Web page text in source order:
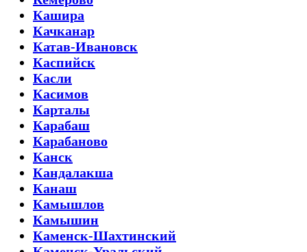
Кашира
Качканар
Катав-Ивановск
Каспийск
Касли
Касимов
Карталы
Карабаш
Карабаново
Канск
Кандалакша
Канаш
Камышлов
Камышин
Каменск-Шахтинский